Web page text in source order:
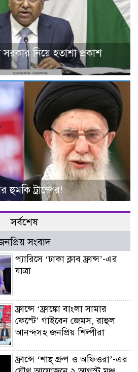
সরকার নিয়ে হতাশা প্রকাশ
হুমকি ট্রাম্পের!
সর্বশেষ
সংবাদ
প্যারিসে ‘ঢাকা ক্লাব ফ্রান্স’-এর
যাত্রা
ফ্রান্সে ‘ফ্রাঙ্কো বাংলা সামার
ফেস্টে’ গাইবেন জেমস, রাহুল
আনন্দসহ জনপ্রিয় শিল্পীরা
ফ্রান্সে ‘শাহ্ গ্রুপ ও অফিওরা’-এর